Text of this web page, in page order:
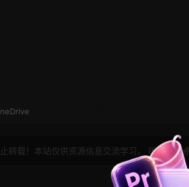
转载！本站仅供资源信息交流学习， 版权说明